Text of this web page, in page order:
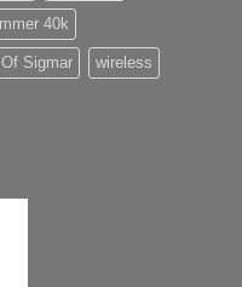
40k
Sigmar wireless